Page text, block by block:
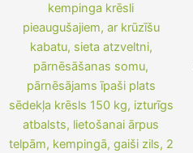
kempinga krēsli
pieaugušajiem, ar krūzīšu
kabatu, sieta atzveltni,
pārnēsāšanas somu,
pārnēsājams īpaši plats
sēdekļa krēsls 150 kg, izturīgs
atbalsts, lietošanai ārpus
telpām, kempingā, gaiši zils, 2